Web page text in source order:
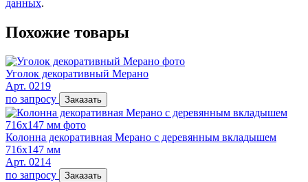
данных.
Похожие товары
Уголок декоративный Мерано
Арт. 0219
по запросу
Заказать
Колонна декоративная Мерано с деревянным вкладышем
716х147 мм
Арт. 0214
по запросу
Заказать